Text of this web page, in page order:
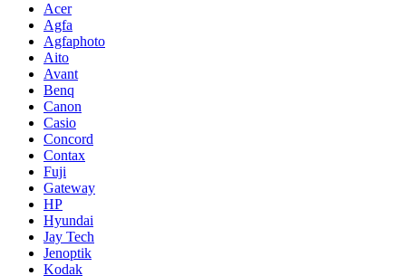
Acer
Agfa
Agfaphoto
Aito
Avant
Benq
Canon
Casio
Concord
Contax
Fuji
Gateway
HP
Hyundai
Jay Tech
Jenoptik
Kodak